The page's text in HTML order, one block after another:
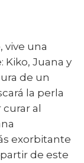
vive una
Juana y
de un
la perla
al
exorbitante
de este